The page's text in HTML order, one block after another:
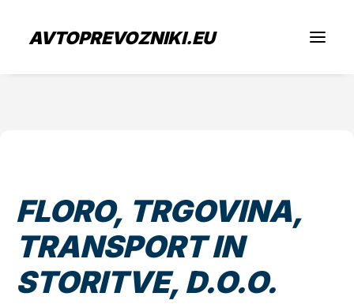
AVTOPREVOZNIKI.EU
Zaposlitev
O nas
FLORO, TRGOVINA,
TRANSPORT IN
STORITVE, D.O.O.